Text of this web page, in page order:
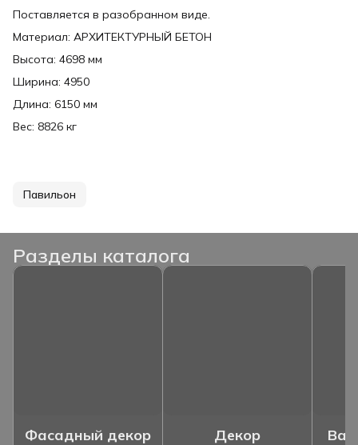
Поставляется в разобранном виде.
Материал: АРХИТЕКТУРНЫЙ БЕТОН
Высота: 4698 мм
Ширина: 4950
Длина: 6150 мм
Вес: 8826 кг
Павильон
Разделы каталога
Фасадный декор Декор